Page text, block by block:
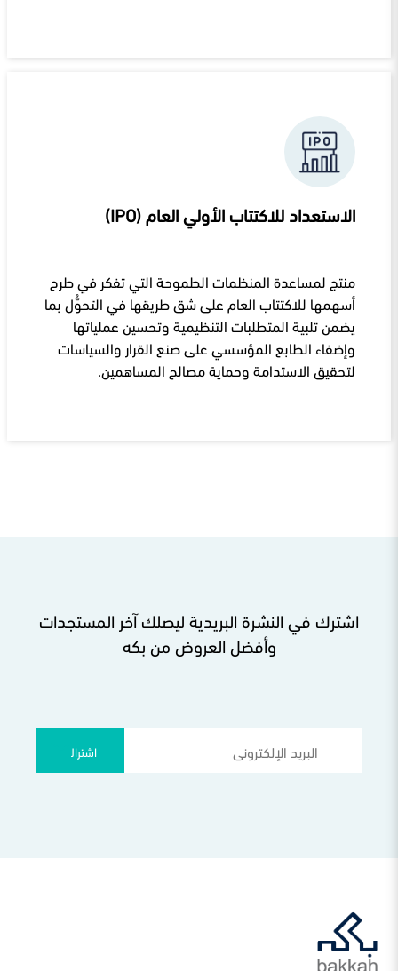
الاستعداد للاكتتاب الأولي العام (IPO)
منتج لمساعدة المنظمات الطموحة التي تفكر في طرح
أسهمها للاكتتاب العام على شق طريقها في التحوُّل بما
يضمن تلبية المتطلبات التنظيمية وتحسين عملياتها
وإضفاء الطابع المؤسسي على صنع القرار والسياسات
لتحقيق الاستدامة وحماية مصالح المساهمين.
اشترك في النشرة البريدية ليصلك آخر المستجدات
وأفضل العروض من بكه
اشتراك